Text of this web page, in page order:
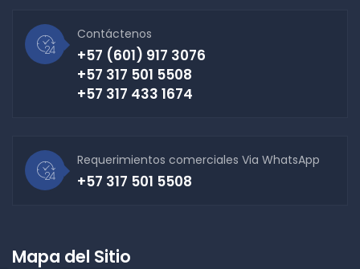
Contáctenos
+57 (601) 917 3076
+57 317 501 5508
+57 317 433 1674
Requerimientos comerciales Via WhatsApp
+57 317 501 5508
Mapa del Sitio